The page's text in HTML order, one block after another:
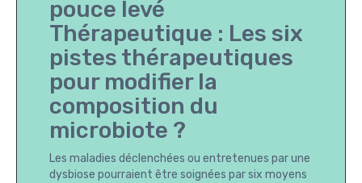
Thérapeutique : Les six
pistes thérapeutiques
pour modifier la
composition du
microbiote ?
Les maladies déclenchées ou entretenues par une
dysbiose pourraient être soignées par six moyens